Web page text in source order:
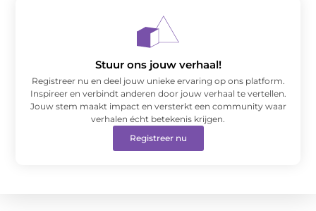
Stuur ons jouw verhaal!
Registreer nu en deel jouw unieke ervaring op ons platform.
Inspireer en verbindt anderen door jouw verhaal te vertellen.
Jouw stem maakt impact en versterkt een community waar
verhalen écht betekenis krijgen.
Registreer nu